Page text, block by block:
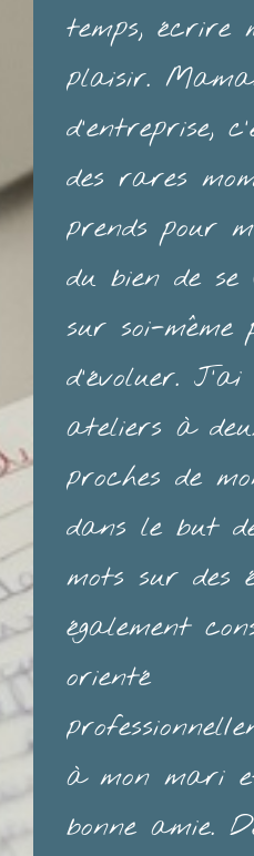
temps, écrire
plaisir.
d'entreprise,
des rares
prends pour
du bien de se
sur soi-même
d'évoluer. J'ai
ateliers à
proches de
dans le but
mots sur des
également
orienté
professionnel/
à mon mari
bonne amie.